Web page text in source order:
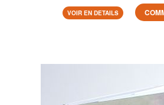
VOIR EN DETAILS